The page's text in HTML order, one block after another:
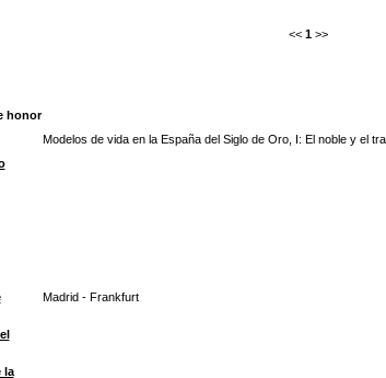
<< 1 >>
honor
Modelos de vida en la España del Siglo de Oro, I: El noble y el
Madrid - Frankfurt
la